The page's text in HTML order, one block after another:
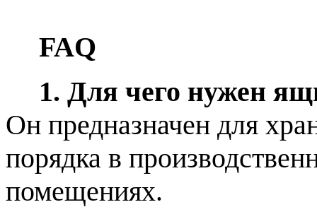
FAQ
1. Для чего нужен
Он предназначен для
порядка в
помещениях.